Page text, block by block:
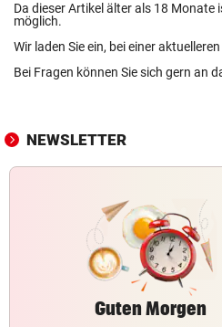
Da dieser Artikel älter als 18
möglich.
Wir laden Sie ein, bei einer
Bei Fragen können Sie sich gern an
NEWSLETTER
Guten Morgen